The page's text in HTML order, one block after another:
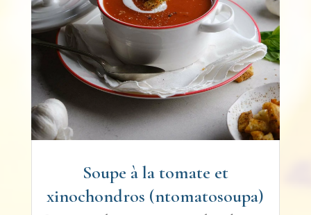
Soupe à la tomate et
xinochondros (ntomatosoupa)